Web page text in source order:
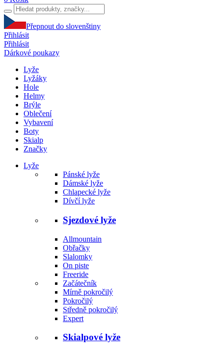
Přepnout do slovenštiny
Přihlásit
Přihlásit
Dárkové poukazy
Lyže
Lyžáky
Hole
Helmy
Brýle
Oblečení
Vybavení
Boty
Skialp
Značky
Lyže
Pánské lyže
Dámské lyže
Chlapecké lyže
Dívčí lyže
Sjezdové lyže
Allmountain
Obřačky
Slalomky
On piste
Freeride
Začátečník
Mírně pokročilý
Pokročilý
Středně pokročilý
Expert
Skialpové lyže